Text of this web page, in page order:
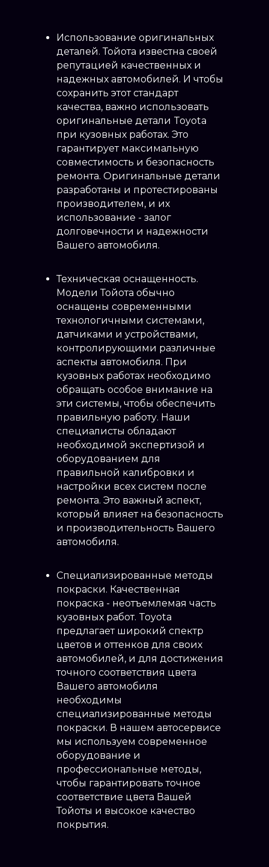
Использование оригинальных
деталей. Тойота известна своей
репутацией качественных и
надежных автомобилей. И чтобы
сохранить этот стандарт
качества, важно использовать
оригинальные детали Toyota
при кузовных работах. Это
гарантирует максимальную
совместимость и безопасность
ремонта. Оригинальные детали
разработаны и протестированы
производителем, и их
использование - залог
долговечности и надежности
Вашего автомобиля.
Техническая оснащенность.
Модели Тойота обычно
оснащены современными
технологичными системами,
датчиками и устройствами,
контролирующими различные
аспекты автомобиля. При
кузовных работах необходимо
обращать особое внимание на
эти системы, чтобы обеспечить
правильную работу. Наши
специалисты обладают
необходимой экспертизой и
оборудованием для
правильной калибровки и
настройки всех систем после
ремонта. Это важный аспект,
который влияет на безопасность
и производительность Вашего
автомобиля.
Специализированные методы
покраски. Качественная
покраска - неотъемлемая часть
кузовных работ. Toyota
предлагает широкий спектр
цветов и оттенков для своих
автомобилей, и для достижения
точного соответствия цвета
Вашего автомобиля
необходимы
специализированные методы
покраски. В нашем автосервисе
мы используем современное
оборудование и
профессиональные методы,
чтобы гарантировать точное
соответствие цвета Вашей
Тойоты и высокое качество
покрытия.